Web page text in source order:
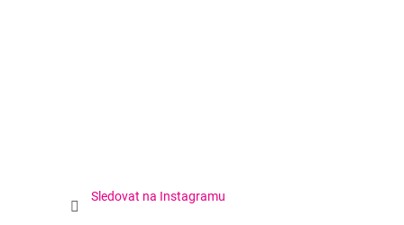
Sledovat na Instagramu